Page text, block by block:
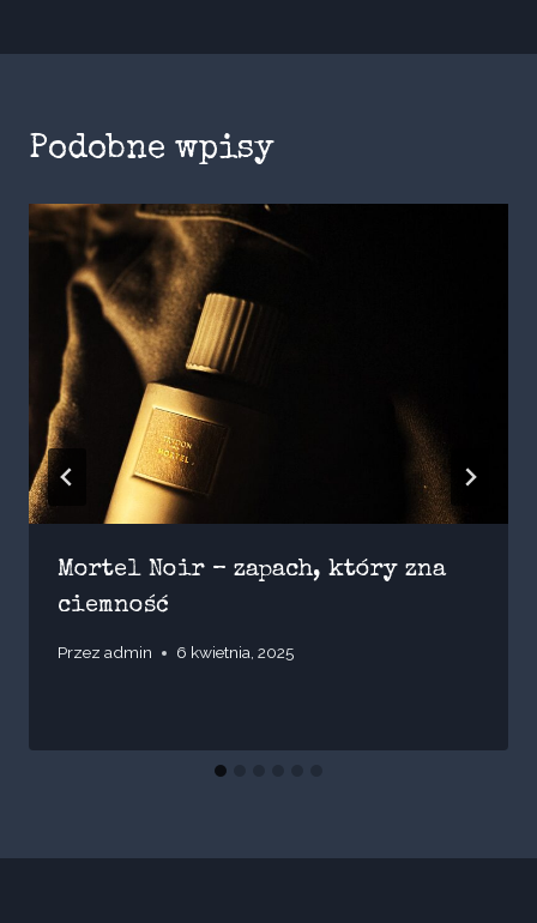
Podobne wpisy
Mortel Noir – zapach, który zna
ciemność
Przez admin 6 kwietnia, 2025